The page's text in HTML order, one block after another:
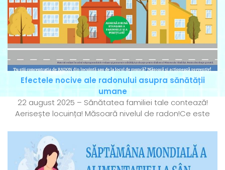
Efectele nocive ale radonului asupra sănătății
umane
22 august 2025 – Sănătatea familiei tale contează!
Aerisește locuința! Măsoară nivelul de radon!Ce este